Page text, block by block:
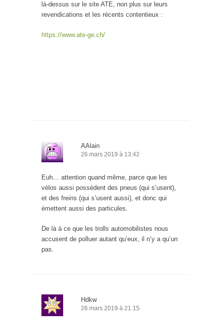
là-dessus sur le site ATE, non plus sur leurs
revendications et les récents contentieux :
https://www.ate-ge.ch/
AAlain
26 mars 2019 à 13:42
Euh… attention quand même, parce que les
vélos aussi possèdent des pneus (qui s’usent),
et des freins (qui s’usent aussi), et donc qui
émettent aussi des particules.
De là à ce que les trolls automobilistes nous
accusent de polluer autant qu’eux, il n’y a qu’un
pas.
Hdkw
26 mars 2019 à 21:15